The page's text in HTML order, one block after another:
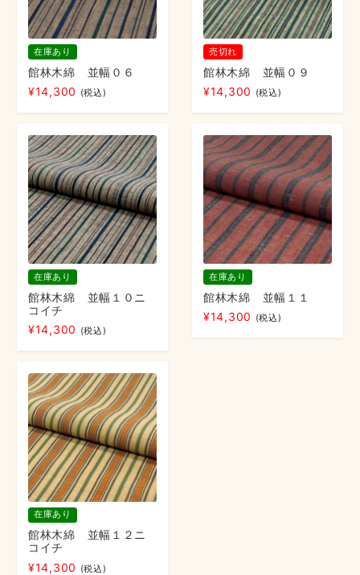
在庫あり
館林木綿 並幅０６
¥14,300 (税込)
売切れ
館林木綿 並幅０９
¥14,300 (税込)
在庫あり
館林木綿 並幅１０ニ
コイチ
¥14,300 (税込)
在庫あり
館林木綿 並幅１１
¥14,300 (税込)
在庫あり
館林木綿 並幅１２ニ
コイチ
¥14,300 (税込)